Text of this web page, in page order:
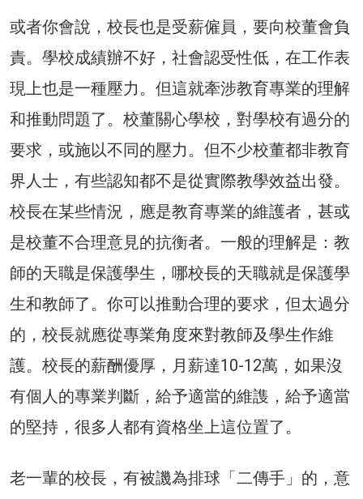
或者你會說，校長也是受薪僱員，要向校董會負
責。學校成績辦不好，社會認受性低，在工作表
現上也是一種壓力。但這就牽涉教育專業的理解
和推動問題了。校董關心學校，對學校有過分的
要求，或施以不同的壓力。但不少校董都非教育
界人士，有些認知都不是從實際教學效益出發。
校長在某些情況，應是教育專業的維護者，甚或
是校董不合理意見的抗衡者。一般的理解是：教
師的天職是保護學生，哪校長的天職就是保護學
生和教師了。你可以推動合理的要求，但太過分
的，校長就應從專業角度來對教師及學生作維
護。校長的薪酬優厚，月薪達10-12萬，如果沒
有個人的專業判斷，給予適當的維謢，給予適當
的堅持，很多人都有資格坐上這位置了。
老一輩的校長，有被譏為排球「二傳手」的，意